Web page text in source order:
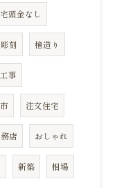
頭金なし
彫刻 檜造り
事
注文住宅
店 おしゃれ
新築 相場